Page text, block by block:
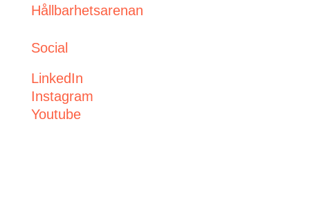
Hållbarhetsarenan
Social
LinkedIn
Instagram
Youtube